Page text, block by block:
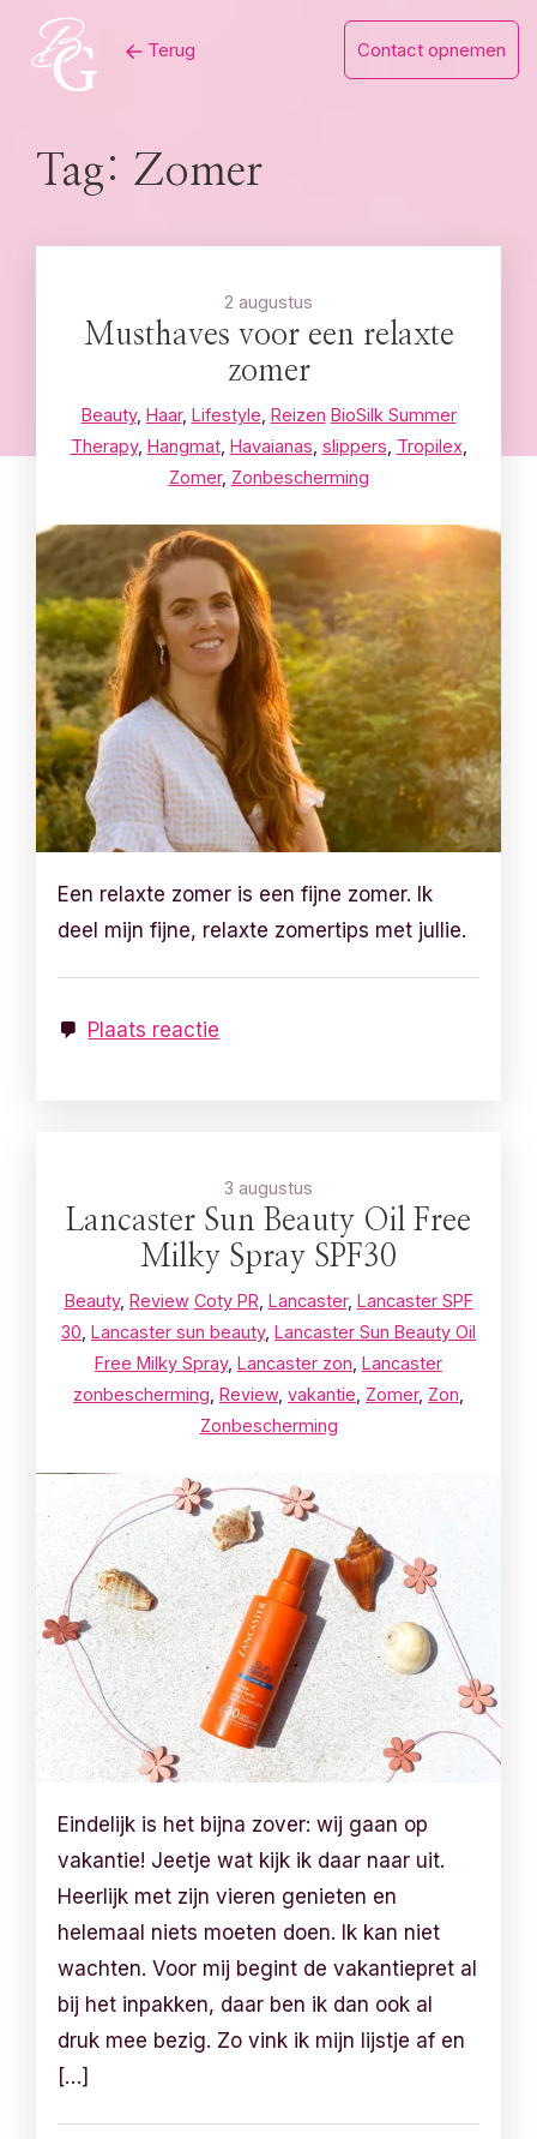
content
Terug Contact opnemen
Tag: Zomer
2 augustus
Musthaves voor een relaxte
zomer
Beauty, Haar, Lifestyle Reizen BioSilk Summer
Therapy, Hangmat, Havaianas slippers Tropilex
Zomer, Zonbescherming
Een relaxte zomer is een fijne zomer. Ik
deel mijn fijne, relaxte zomertips met jullie.
Plaats reactie
3 augustus
Lancaster Sun Beauty Oil Free
Milky Spray SPF30
Beauty, Review Coty PR Lancaster, Lancaster SPF
30 Lancaster sun beauty, Lancaster Sun Beauty Oil
Free Milky Spray, Lancaster zon Lancaster
zonbescherming Review, vakantie Zomer, Zon
Zonbescherming
Eindelijk is het bijna zover: wij gaan op
vakantie! Jeetje wat kijk ik daar naar uit.
Heerlijk met zijn vieren genieten en
helemaal niets moeten doen. Ik kan niet
wachten. Voor mij begint de vakantiepret al
bij het inpakken, daar ben ik dan ook al
druk mee bezig. Zo vink ik mijn lijstje af en
[…]